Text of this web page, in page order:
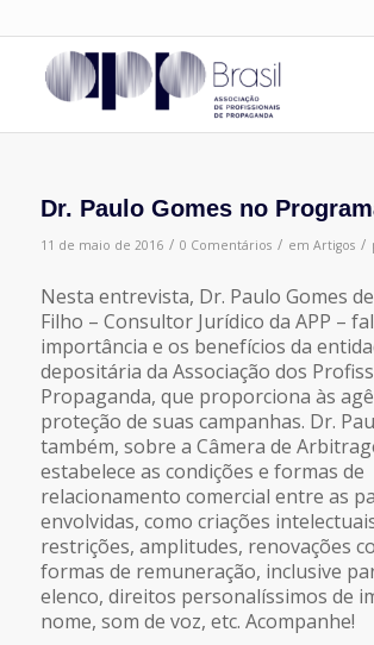
Dr. Paulo Gomes no
11 de maio de 2016 / 0 Comentários / em Artigos /
Nesta entrevista, Dr. Paulo Gomes
Filho – Consultor Jurídico da APP –
importância e os benefícios da
depositária da Associação dos
Propaganda, que proporciona às
proteção de suas campanhas. Dr.
também, sobre a Câmera de
estabelece as condições e formas de
relacionamento comercial entre as
envolvidas, como criações
restrições, amplitudes, renovações
formas de remuneração, inclusive
elenco, direitos personalíssimos de
nome, som de voz, etc. Acompanhe!